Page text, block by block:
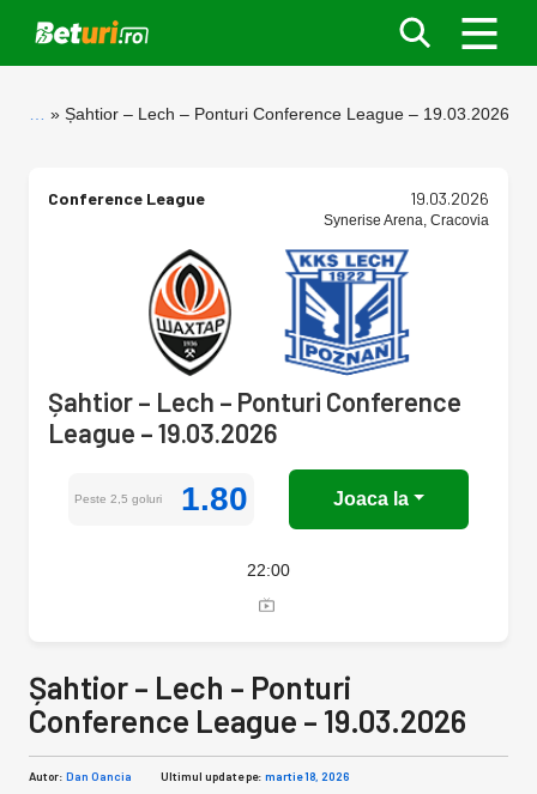
Șahtior – Lech – Ponturi Conference League – 19.03.2026
Conference League 19.03.2026
Synerise Arena, Cracovia
Șahtior – Lech – Ponturi Conference
League – 19.03.2026
Peste 2,5 goluri 1.80 Joaca la
22:00
Șahtior – Lech – Ponturi
Conference League – 19.03.2026
Autor: Dan Oancia Ultimul update pe: martie 18, 2026